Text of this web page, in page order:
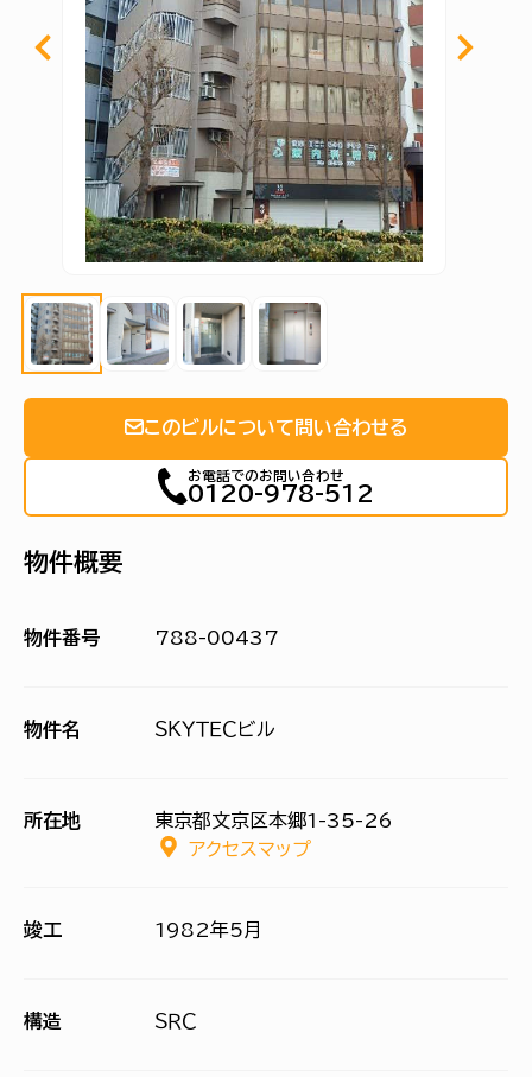
このビルについて問い合わせる
お電話でのお問い合わせ
0120-978-512
物件概要
物件番号 788-00437
物件名 ＳＫＹＴＥＣビル
所在地
東京都文京区本郷1-35-26
アクセスマップ
竣工 1982年5月
構造 ＳＲＣ